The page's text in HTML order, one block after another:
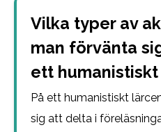
Vilka typer av
man förvänta
ett
På ett humanistiskt
sig att delta i